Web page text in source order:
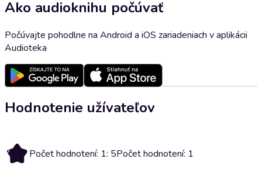
Ako audioknihu počúvať
Počúvajte pohodlne na Android a iOS zariadeniach v aplikácii
Audioteka
Hodnotenie užívateľov
5 Počet hodnotení: 1: 5Počet hodnotení: 1